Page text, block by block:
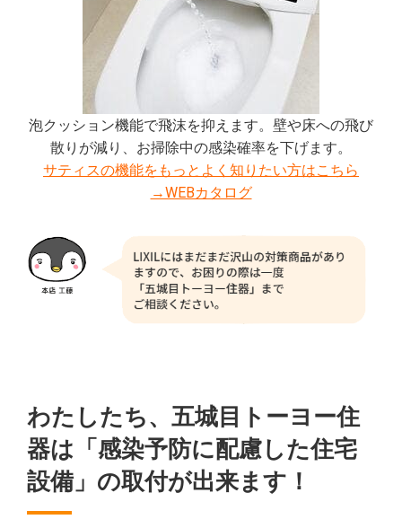
泡クッション機能で飛沫を抑えます。壁や床への飛び
散りが減り、お掃除中の感染確率を下げます。
サティスの機能をもっとよく知りたい方はこちら
→WEBカタログ
わたしたち、五城目トーヨー住
器は「感染予防に配慮した住宅
設備」の取付が出来ます！